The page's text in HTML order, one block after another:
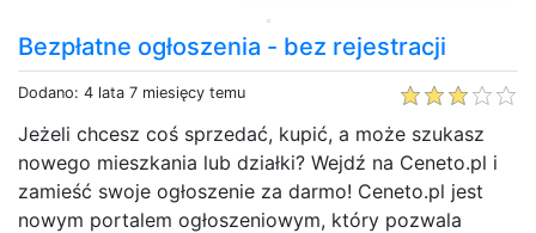
Bezpłatne ogłoszenia - bez rejestracji
Dodano: 4 lata 7 miesięcy temu
Jeżeli chcesz coś sprzedać, kupić, a może szukasz
nowego mieszkania lub działki? Wejdź na Ceneto.pl i
zamieść swoje ogłoszenie za darmo! Ceneto.pl jest
nowym portalem ogłoszeniowym, który pozwala